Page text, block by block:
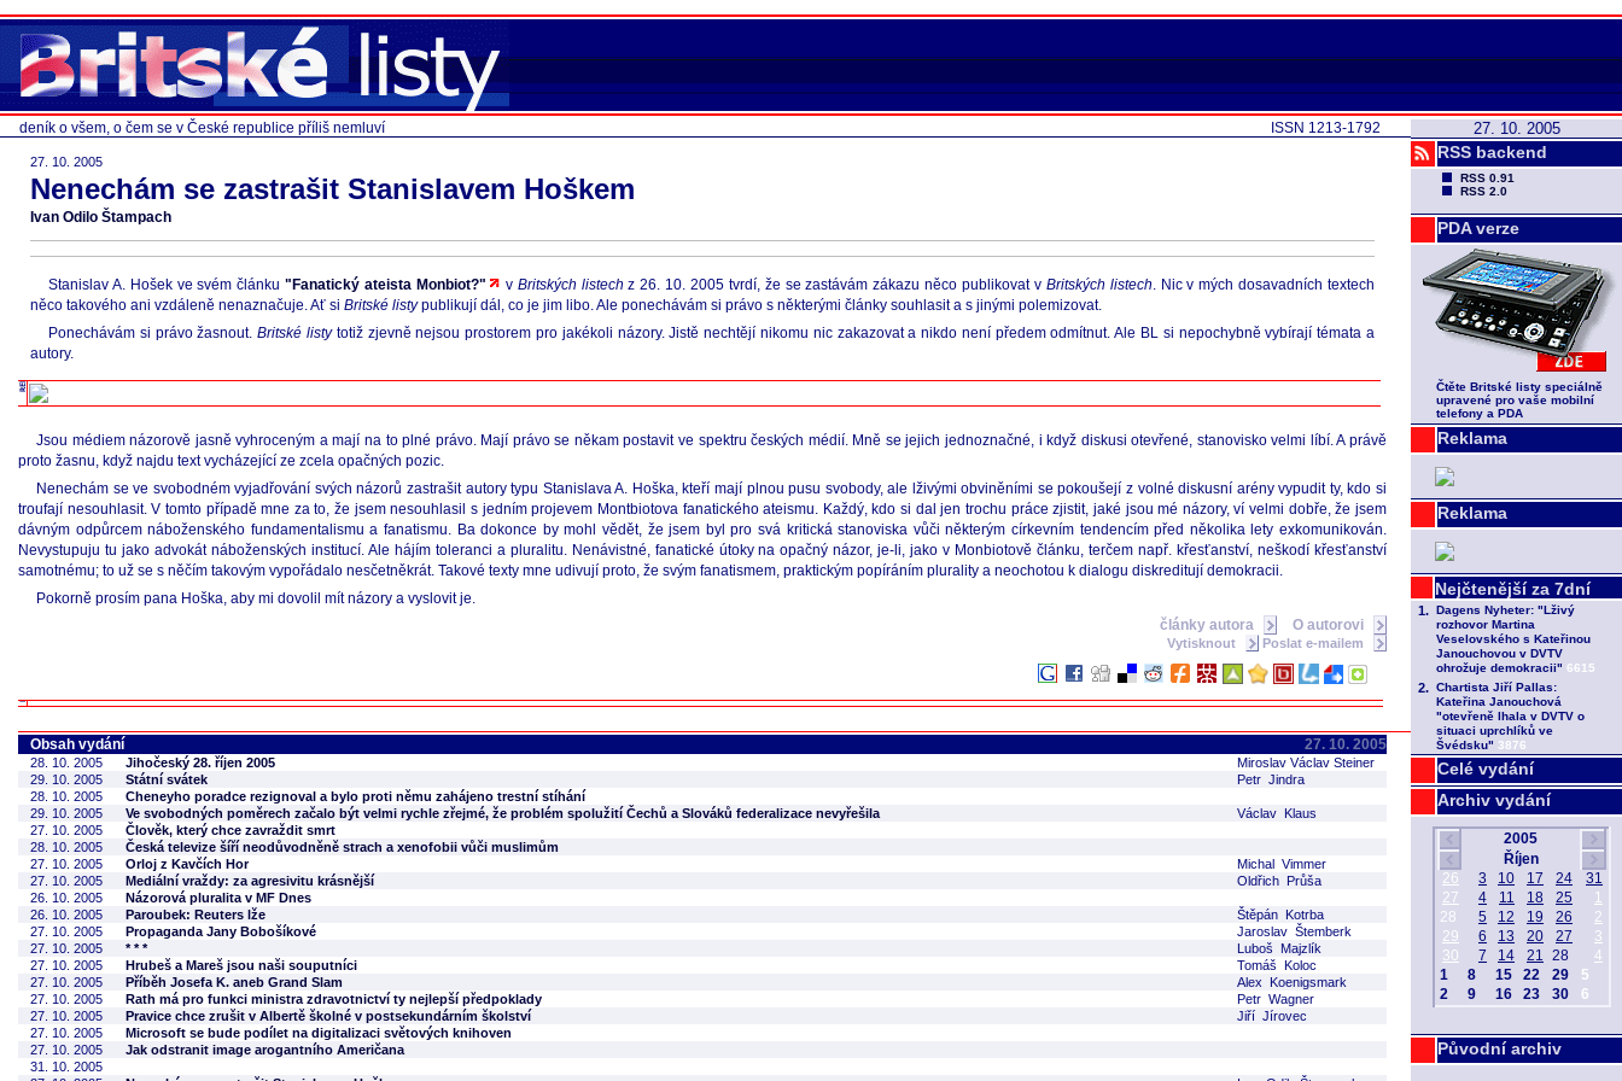
27. 10. 2005
RSS backend
RSS 0.91
RSS 2.0
PDA verze
Čtěte Britské listy speciálně
upravené pro vaše mobilní
telefony a PDA
Reklama
Reklama
Celé vydání
Archiv vydání
Původní archiv
ISSN 1213-1792
deník o všem, o čem se v České republice příliš nemluví
27. 10. 2005
Nenechám se zastrašit Stanislavem Hoškem
Ivan Odilo Štampach
Stanislav A. Hošek ve svém článku"Fanatický ateista Monbiot?" v Britských listech z 26. 10. 2005 tvrdí, že se zastávám zákazu něco publikovat v Britských listech. Nic v mých dosavadních textech
něco takového ani vzdáleně nenaznačuje. Ať si Britské listypublikují dál, co je jim libo. Ale ponechávám si právo s některými články souhlasit a s jinými polemizovat.
Ponechávám si právo žasnout.Britské listytotiž zjevně nejsou prostorem pro jakékoli názory. Jistě nechtějí nikomu nic zakazovat a nikdo není předem odmítnut. Ale BL si nepochybně vybírají témata a
autory.
Jsou médiem názorově jasně vyhroceným a mají na to plné právo. Mají právo se někam postavit ve spektru českých médií. Mně se jejich jednoznačné, i když diskusi otevřené, stanovisko velmi líbí. A právě
proto žasnu, když najdu text vycházející ze zcela opačných pozic.
Nenechám se ve svobodném vyjadřování svých názorů zastrašit autory typu Stanislava A. Hoška, kteří mají plnou pusu svobody, ale lživými obviněními se pokoušejí z volné diskusní arény vypudit ty, kdo si
troufají nesouhlasit. V tomto případě mne za to, že jsem nesouhlasil s jedním projevem Montbiotova fanatického ateismu. Každý, kdo si dal jen trochu práce zjistit, jaké jsou mé názory, ví velmi dobře, že jsem
dávným odpůrcem náboženského fundamentalismu a fanatismu. Ba dokonce by mohl vědět, že jsem byl pro svá kritická stanoviska vůči některým církevním tendencím před několika lety exkomunikován.
Nevystupuju tu jako advokát náboženských institucí. Ale hájím toleranci a pluralitu. Nenávistné, fanatické útoky na opačný názor, je-li, jako v Monbiotově článku, terčem např. křesťanství, neškodí křesťanství
samotnému; to už se s něčím takovým vypořádalo nesčetněkrát. Takové texty mne udivují proto, že svým fanatismem, praktickým popíráním plurality a neochotou k dialogu diskreditují demokracii.
Pokorně prosím pana Hoška, aby mi dovolil mít názory a vyslovit je.
články autora
O autorovi
Vytisknout Poslat e-mailem
Obsah vydání 27. 10. 2005
28. 10. 2005 Jihočeský 28. říjen 2005
Miroslav Václav Steiner
29. 10. 2005
Státní svátek
Petr Jindra
28. 10. 2005
Cheneyho poradce rezignoval a bylo proti němu zahájeno trestní stíhání
29. 10. 2005
Ve svobodných poměrech začalo být velmi rychle zřejmé, že problém spolužití Čechů a Slováků federalizace nevyřešila
Václav Klaus
27. 10. 2005
Člověk, který chce zavraždit smrt
28. 10. 2005
Česká televize šíří neodůvodněně strach a xenofobii vůči muslimům
27. 10. 2005
Orloj z Kavčích Hor
Michal Vimmer
27. 10. 2005
Mediální vraždy: za agresivitu krásnější
Oldřich Průša
26. 10. 2005
Názorová pluralita v MF Dnes
26. 10. 2005
Paroubek: Reuters lže
Štěpán Kotrba
27. 10. 2005
Propaganda Jany Bobošíkové
Jaroslav Štemberk
27. 10. 2005
* * *
Luboš Majzlík
27. 10. 2005
Hrubeš a Mareš jsou naši souputníci
Tomáš Koloc
27. 10. 2005
Příběh Josefa K. aneb Grand Slam
Alex Koenigsmark
27. 10. 2005
Rath má pro funkci ministra zdravotnictví ty nejlepší předpoklady
Petr Wagner
27. 10. 2005
Pravice chce zrušit v Albertě školné v postsekundárním školství
Jiří Jírovec
27. 10. 2005
Microsoft se bude podílet na digitalizaci světových knihoven
27. 10. 2005
Jak odstranit image arogantního Američana
31. 10. 2005